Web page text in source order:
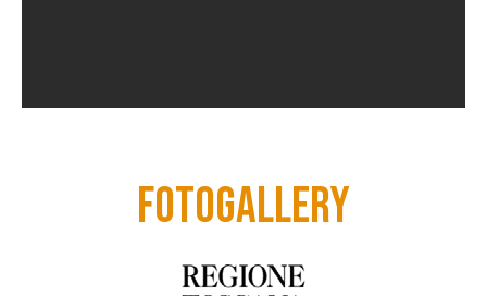
FOTOGALLERY